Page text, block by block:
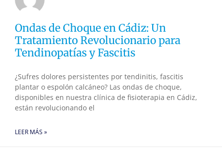
Ondas de Choque en Cádiz: Un
Tratamiento Revolucionario para
Tendinopatías y Fascitis
¿Sufres dolores persistentes por tendinitis, fascitis
plantar o espolón calcáneo? Las ondas de choque,
disponibles en nuestra clínica de fisioterapia en Cádiz,
están revolucionando el
LEER MÁS »